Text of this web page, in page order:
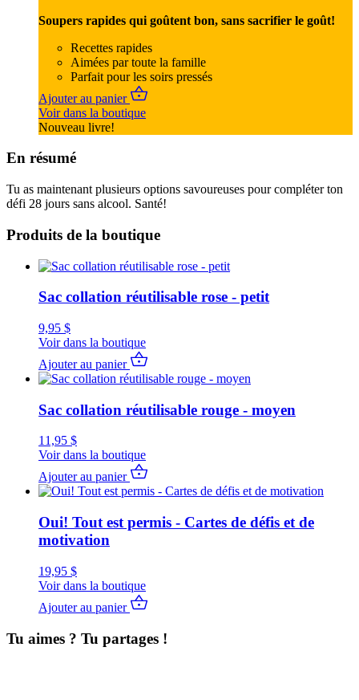
Soupers rapides qui goûtent bon, sans sacrifier le goût!
Recettes rapides
Aimées par toute la famille
Parfait pour les soirs pressés
Ajouter au panier
Voir dans la boutique
Nouveau livre!
En résumé
Tu as maintenant plusieurs options savoureuses pour compléter ton
défi 28 jours sans alcool. Santé!
Produits de la boutique
Sac collation réutilisable rose - petit
9,95 $
Voir dans la boutique
Ajouter au panier
Sac collation réutilisable rouge - moyen
11,95 $
Voir dans la boutique
Ajouter au panier
Oui! Tout est permis - Cartes de défis et de
motivation
19,95 $
Voir dans la boutique
Ajouter au panier
Tu aimes ? Tu partages !